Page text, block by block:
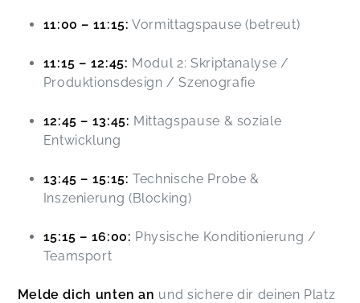
11:00 – 11:15: Vormittagspause (betreut)
11:15 – 12:45: Modul 2: Skriptanalyse /
Produktionsdesign / Szenografie
12:45 – 13:45: Mittagspause & soziale
Entwicklung
13:45 – 15:15: Technische Probe &
Inszenierung (Blocking)
15:15 – 16:00: Physische Konditionierung /
Teamsport
Melde dich unten an und sichere dir deinen Platz